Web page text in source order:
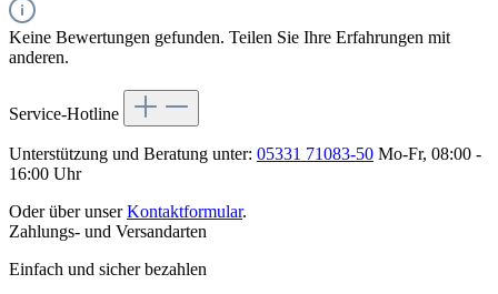
Keine Bewertungen gefunden. Teilen Sie Ihre Erfahrungen mit
anderen.
Service-Hotline
Unterstützung und Beratung unter: 05331 71083-50 Mo-Fr, 08:00 -
16:00 Uhr
Oder über unserKontaktformular.
Zahlungs- und Versandarten
Einfach und sicher bezahlen